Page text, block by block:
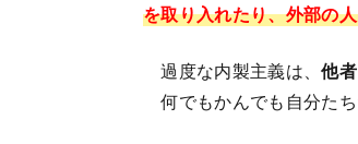
を取り入れたり、外部の
過度な内製主義は、他
何でもかんでも自分たち